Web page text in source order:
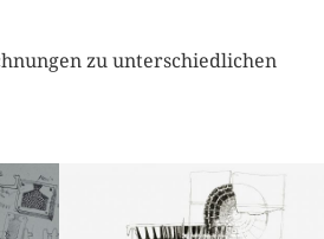
zu unterschiedlichen